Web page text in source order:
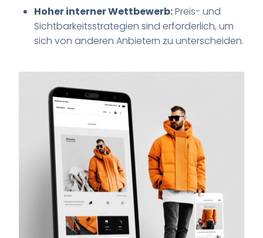
Hoher interner Wettbewerb:Preis- und
Sichtbarkeitsstrategien sind erforderlich, um
sich von anderen Anbietern zu unterscheiden.